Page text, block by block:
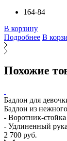
164-84
В корзину
Подробнее В
Похожие
Бадлон для
Бадлон из
- Воротник-стойка
- Удлиненный
2 700 руб.